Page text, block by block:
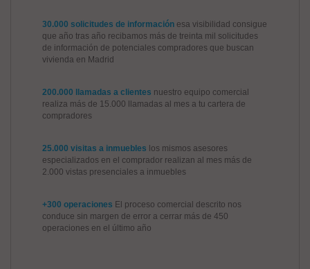
30.000 solicitudes de información esa visibilidad consigue
que año tras año recibamos más de treinta mil solicitudes
de información de potenciales compradores que buscan
vivienda en Madrid
200.000 llamadas a clientes nuestro equipo comercial
realiza más de 15.000 llamadas al mes a tu cartera de
compradores
25.000 visitas a inmuebles los mismos asesores
especializados en el comprador realizan al mes más de
2.000 vistas presenciales a inmuebles
+300 operaciones El proceso comercial descrito nos
conduce sin margen de error a cerrar más de 450
operaciones en el último año